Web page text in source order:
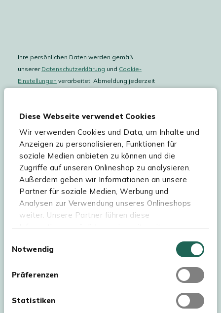
Diese Webseite verwendet Cookies
Wir verwenden Cookies und Data, um Inhalte und
Anzeigen zu personalisieren, Funktionen für
soziale Medien anbieten zu können und die
Zugriffe auf unseren Onlineshop zu analysieren.
Außerdem geben wir Informationen an unsere
Partner für soziale Medien, Werbung und
Analysen zur Verwendung unseres Onlineshops
weiter. Unsere Partner führen diese
Informationen möglicherweise mit weiteren
haben oder die sie im Rahmen Ihrer Nutzung der
Webseite müssen Sie die Cookies akzeptieren.
Notwendig
Präferenzen
Statistiken
Ihre persönlichen Daten werden gemäß
unserer Datenschutzerklärung und Cookie-
Einstellungen verarbeitet. Abmeldung jederzeit
Hilfe & Service
Sortiment
Kees Smit Gartenmöbel
Experience Stores XXL